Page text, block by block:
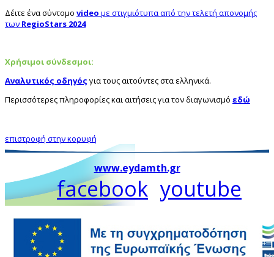
Δέιτε ένα σύντομο video με στιγμιότυπα από την τελετή απονομής
των RegioStars 2024
Χρήσιμοι σύνδεσμοι:
Αναλυτικός οδηγόςγια τους αιτούντες στα ελληνικά.
Περισσότερες πληροφορίες και αιτήσεις για τον διαγωνισμό εδώ
επιστροφή στην κορυφή
www.eydamth.gr
facebook youtube